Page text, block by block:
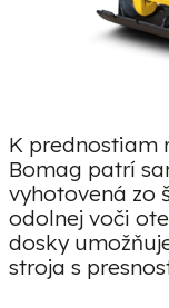
K prednostiam
Bomag patrí
vyhotovená zo
odolnej voči
dosky
stroja s